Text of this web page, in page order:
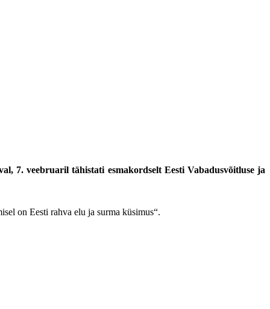
7. veebruaril tähistati esmakordselt Eesti Vabadusvõitluse ja
on Eesti rahva elu ja surma küsimus“.